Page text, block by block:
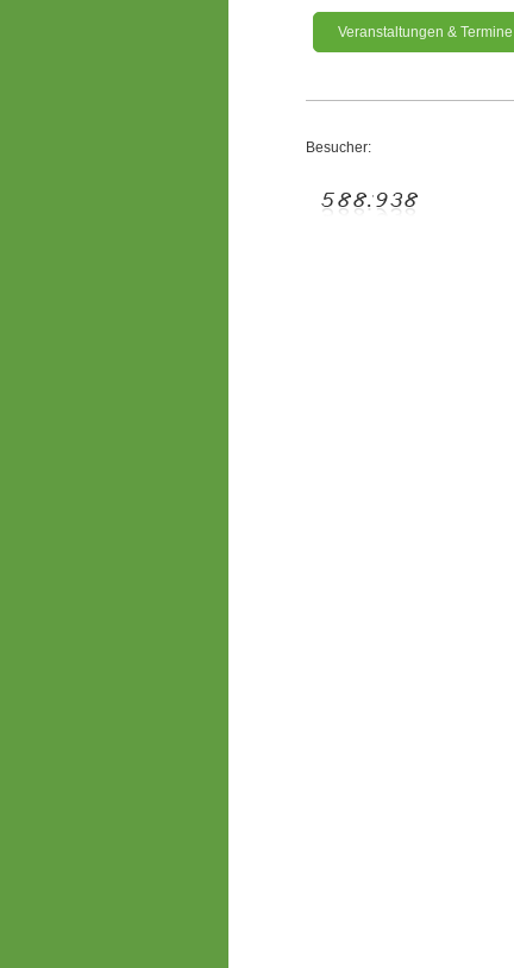
Veranstaltungen & Termine
Besucher: